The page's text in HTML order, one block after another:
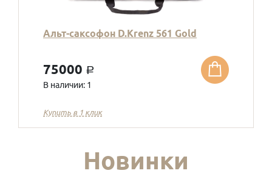
Альт-саксофон D.Krenz 561 Gold
75000 a
В наличии: 1
Купить в 1 клик
Новинки